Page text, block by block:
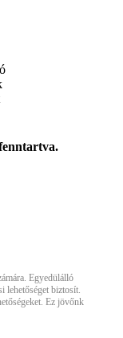
Egyedülálló
lehetőséget biztosít.
Ez jövőnk